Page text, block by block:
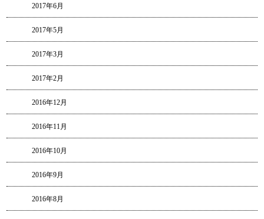
2017年6月
2017年5月
2017年3月
2017年2月
2016年12月
2016年11月
2016年10月
2016年9月
2016年8月